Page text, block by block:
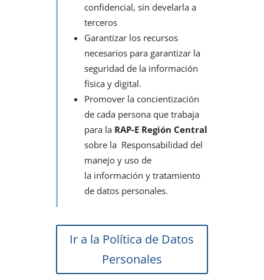
confidencial, sin develarla a
terceros
Garantizar los recursos
necesarios para garantizar la
seguridad de la información
física y digital.
Promover la concientización
de cada persona que trabaja
para la RAP-E Región Central
sobre la Responsabilidad del
manejo y uso de
la información y tratamiento
de datos personales.
Ir a la Política de Datos
Personales